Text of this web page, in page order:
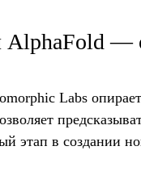
AlphaFold —
Labs
этап в создании